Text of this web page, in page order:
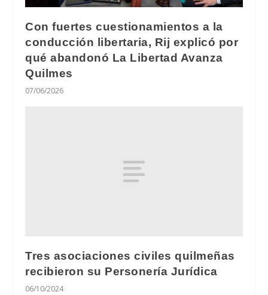
Con fuertes cuestionamientos a la
conducción libertaria, Rij explicó por
qué abandonó La Libertad Avanza
Quilmes
07/06/2026
Tres asociaciones civiles quilmeñas
recibieron su Personería Jurídica
06/10/2024